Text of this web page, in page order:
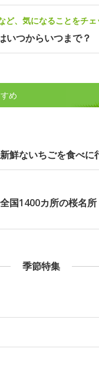
ど、気になることをチェ
いつからいつまで？
め
鮮ないちごを食べに
国1400カ所の桜名
季節特集